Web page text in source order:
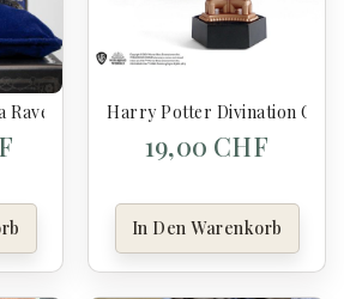
Ravenclaw - Harry Potter
Harry Potter Divination
19,00 CHF
In Den Warenkorb